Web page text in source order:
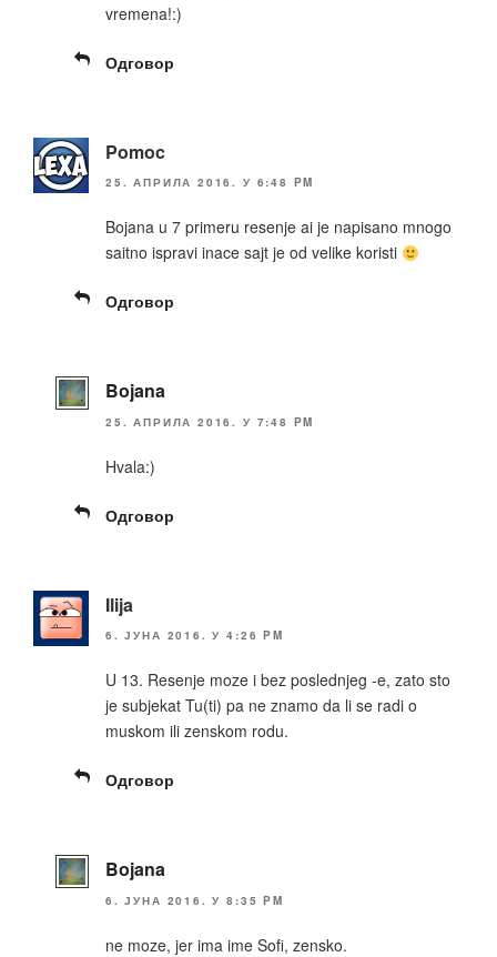
vremena!:)
Одговор
Pomoc
25. АПРИЛА 2016. У 6:48 PM
Bojana u 7 primeru resenje ai je napisano mnogo
saitno ispravi inace sajt je od velike koristi
Одговор
Bojana
25. АПРИЛА 2016. У 7:48 PM
Hvala:)
Одговор
Ilija
6. ЈУНА 2016. У 4:26 PM
U 13. Resenje moze i bez poslednjeg -e, zato sto
je subjekat Tu(ti) pa ne znamo da li se radi o
muskom ili zenskom rodu.
Одговор
Bojana
6. ЈУНА 2016. У 8:35 PM
ne moze, jer ima ime Sofi, zensko.